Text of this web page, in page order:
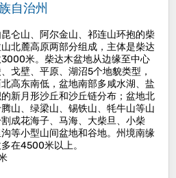
自治州
仑山、阿尔金山、祁连山环抱的柴
北麓高原两部分组成，主体是柴达
米。柴达木盆地从边缘至中心
戈壁、平原、湖沼5个地貌类型，
高东南低，盆地南部多咸水湖、盐
新月形沙丘和沙丘链分布；盆地北
山、绿梁山、锡铁山、牦牛山等山
成花海子、马海、大柴旦、小柴
等小型山间盆地和谷地。州境南缘
在4500米以上。